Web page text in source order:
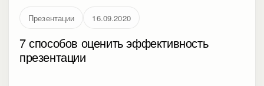
Презентации 16.09.2020
7 способов оценить эффективность
презентации